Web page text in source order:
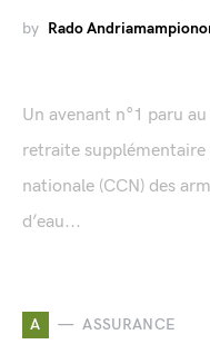
by Rado
Un avenant n°1 paru
retraite
nationale (CCN) des
d’eau...
A ASSURANCE